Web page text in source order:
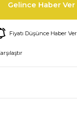
Gelince Haber Ver
Fiyatı Düşünce Haber Ver